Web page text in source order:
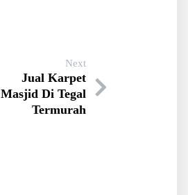
Next
Jual Karpet
Masjid Di Tegal
Termurah